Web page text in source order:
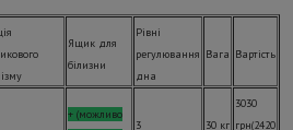
Ящик для
білизни
Рівні
регулювання
дна
Вага Вартість
+ (можливо
3 30 кг
3030
грн(2420